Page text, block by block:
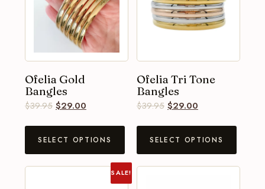
Ofelia Gold
Bangles
$39.95 $29.00
SELECT OPTIONS
Ofelia Tri Tone
Bangles
$39.95 $29.00
SELECT OPTIONS
SALE!